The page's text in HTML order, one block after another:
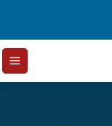
content